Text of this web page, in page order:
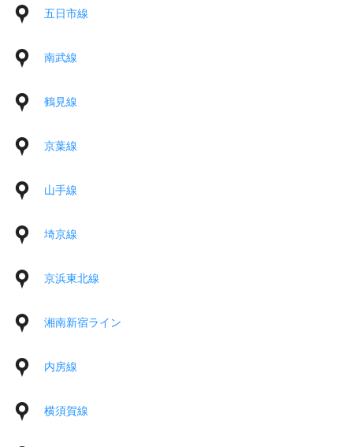
五日市線
南武線
鶴見線
京葉線
山手線
埼京線
京浜東北線
湘南新宿ライン
内房線
横須賀線